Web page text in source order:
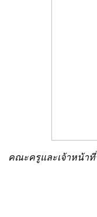
คณะครูและเจ้าหน้า